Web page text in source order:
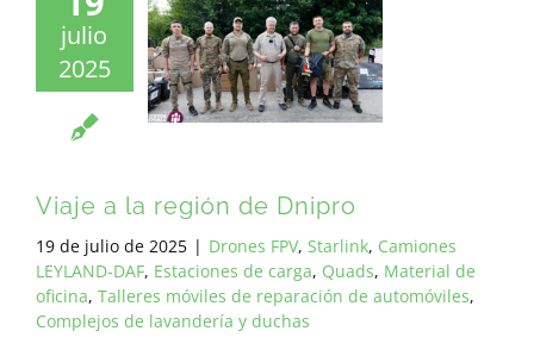
julio
2025
Viaje a la región de Dnipro
19 de julio de 2025 | Drones FPV, Starlink, Camiones
LEYLAND-DAF, Estaciones de carga, Quads, Material de
oficina, Talleres móviles de reparación de automóviles,
Complejos de lavandería y duchas